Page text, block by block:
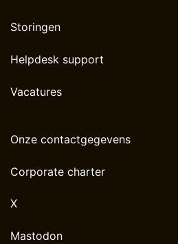
Storingen
Helpdesk support
Vacatures
Onze contactgegevens
Corporate charter
X
Mastodon